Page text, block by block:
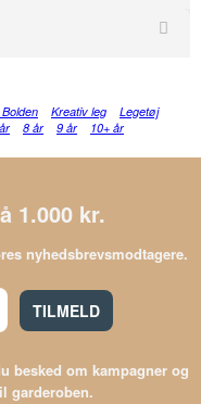
Kreativ leg
Legetøj
8 år 9 år 10+ år
1.000 kr.
nyhedsbrevsmodtagere.
TILMELD
besked om kampagner og
garderoben.